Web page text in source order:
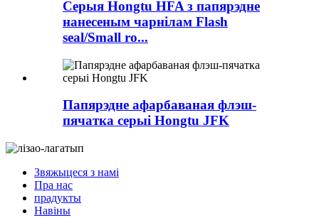
Серыя Hongtu HFA з папярэдне
нанесеным чарнілам Flash
seal/Small ro...
Папярэдне афарбаваная флэш-
пячатка серыі Hongtu JFK
Звяжыцеся з намі
Пра нас
прадукты
Навіны